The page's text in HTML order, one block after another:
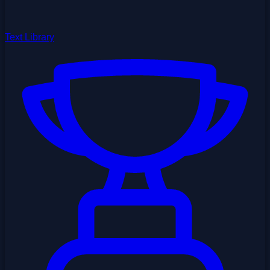
Text Library